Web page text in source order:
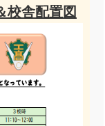
校舎配置図